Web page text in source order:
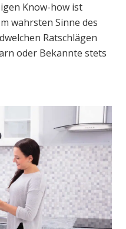
Know-how ist
wahrsten Sinne des
Ratschlägen
oder Bekannte stets